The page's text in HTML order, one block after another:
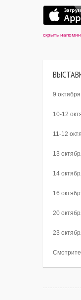
скрыть
9
10-12
11-12
13
14
16
20
23